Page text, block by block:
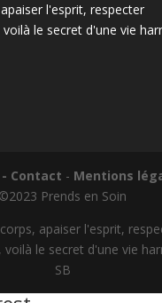
l'esprit, respecter
le secret d'une vie
Contact - Mentions
©2023 Prends en Soin
apaiser l'esprit,
le secret d'une vie
SB